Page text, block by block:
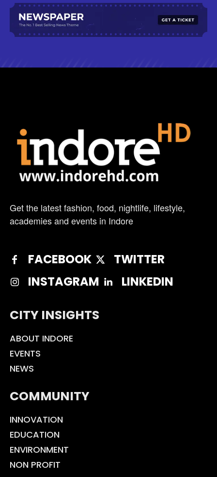
Get the latest fashion, food, nightlife, lifestyle,
academies and events in Indore
FACEBOOK
TWITTER
INSTAGRAM
LINKEDIN
CITY INSIGHTS
ABOUT INDORE
EVENTS
NEWS
COMMUNITY
INNOVATION
EDUCATION
ENVIRONMENT
NON PROFIT